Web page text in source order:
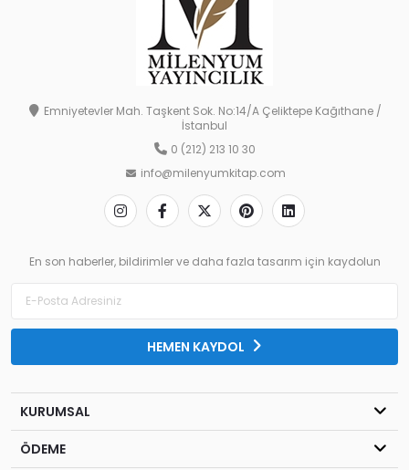
Emniyetevler Mah. Taşkent Sok. No:14/A Çeliktepe Kağıthane /
İstanbul
0 (212) 213 10 30
info@milenyumkitap.com
En son haberler, bildirimler ve daha fazla tasarım için kaydolun
HEMEN KAYDOL
KURUMSAL
ÖDEME